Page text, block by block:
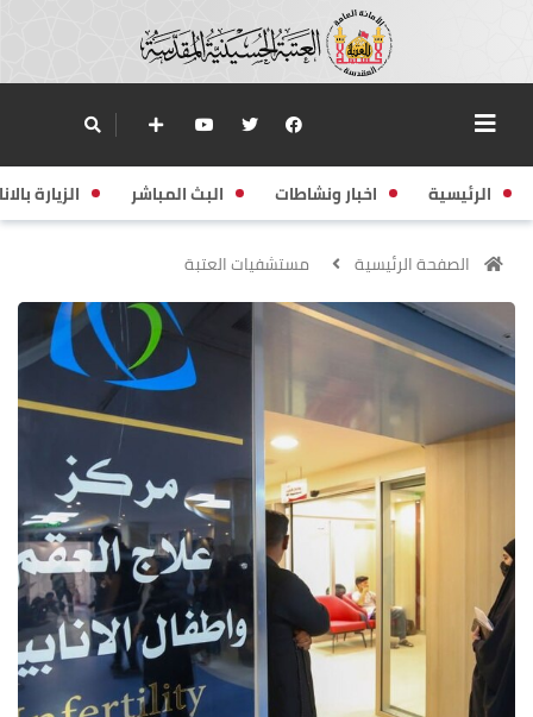
الرئيسية اخبار ونشاطات البث المباشر الزيارة
الصفحة الرئيسية مستشفيات العتبة